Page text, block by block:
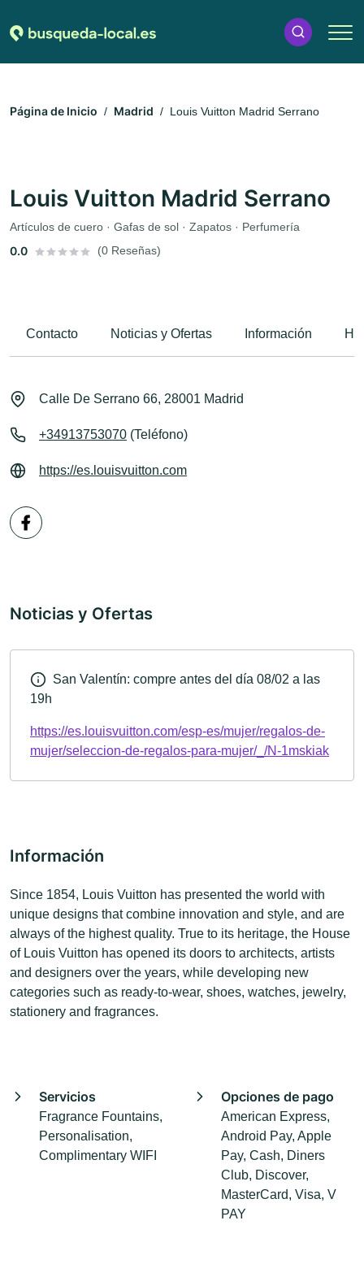
Página de Inicio Madrid Louis Vuitton Madrid Serrano
Louis Vuitton Madrid Serrano
Artículos de cuero · Gafas de sol · Zapatos · Perfumería
0.0 (0 Reseñas)
Contacto Noticias y Ofertas Información
Calle De Serrano 66, 28001 Madrid
+34913753070 (Teléfono)
https://es.louisvuitton.com
Noticias y Ofertas
San Valentín: compre antes del día 08/02 a las
19h
https://es.louisvuitton.com/esp-es/mujer/regalos-de-
mujer/seleccion-de-regalos-para-mujer/_/N-1mskiak
Información
Since 1854, Louis Vuitton has presented the world with
unique designs that combine innovation and style, and are
always of the highest quality. True to its heritage, the House
of Louis Vuitton has opened its doors to architects, artists
and designers over the years, while developing new
categories such as ready-to-wear, shoes, watches, jewelry,
stationery and fragrances.
Servicios
Fragrance Fountains,
Personalisation,
Complimentary WIFI
Opciones de pago
American Express,
Android Pay, Apple
Pay, Cash, Diners
Club, Discover,
MasterCard, Visa, V
PAY